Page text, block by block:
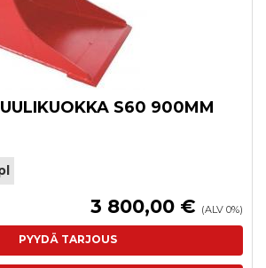
S60 900MM
3 800,00 € (ALV 0%)
PYYDÄ TARJOUS